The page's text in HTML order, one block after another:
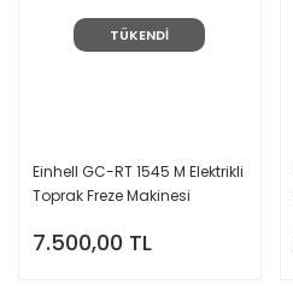
TÜKENDİ
Einhell GC-RT 1545 M Elektrikli
Toprak Freze Makinesi
7.500,00 TL